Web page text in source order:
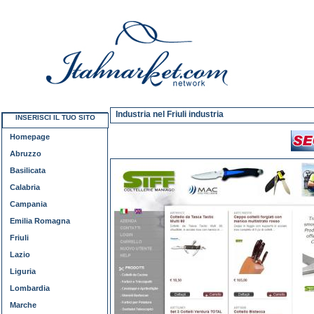
Industria nel Friuli industria
INSERISCI IL TUO SITO
Homepage
Abruzzo
Basilicata
Calabria
Campania
Emilia Romagna
Friuli
Lazio
Liguria
Lombardia
Marche